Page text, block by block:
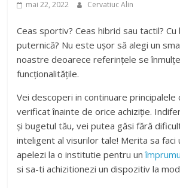
mai 22, 2022 Cervatiuc Alin
Ceas sportiv? Ceas hibrid sau tactil?
puternică? Nu este ușor să alegi un
noastre deoarece referințele se
funcționalitățile.
Vei descoperi in continuare principalele
verificat înainte de orice achiziție.
și bugetul tău, vei putea găsi fără
inteligent al visurilor tale! Merita sa faci
apelezi la o institutie pentru un
si sa-ti achizitionezi un dispozitiv la